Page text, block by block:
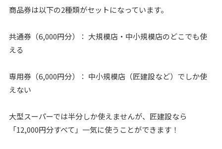
商品券は以下の2種類がセットになっています。
共通券（6,000円分）： 大規模店・中小規模店のどこでも使
える
専用券（6,000円分）： 中小規模店（匠建設など）でしか使
えない
大型スーパーでは半分しか使えませんが、匠建設なら
「12,000円分すべて」一気に使うことができます！